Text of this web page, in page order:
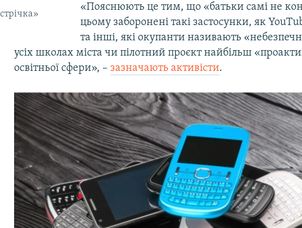
«Пояснюють це тим, що «батьки самі не
цьому заборонені такі застосунки, як
та інші, які окупанти називають
усіх школах міста чи пілотний проєкт найбільш
освітньої сфери», –зазначають активісти.